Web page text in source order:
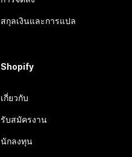
สกุลเงินและการแปล
Shopify
เกี่ยวกับ
รับสมัครงาน
นักลงทุน